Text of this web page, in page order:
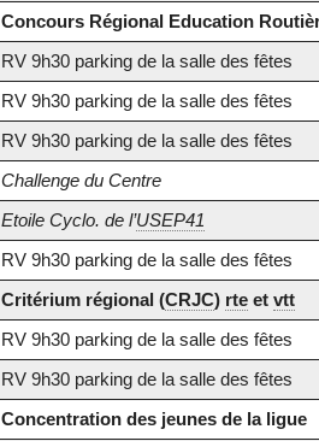
Concours Régional Education
RV 9h30 parking de la salle des fêtes
RV 9h30 parking de la salle des fêtes
RV 9h30 parking de la salle des fêtes
Challenge du Centre
Etoile Cyclo. de l’USEP41
RV 9h30 parking de la salle des fêtes
Critérium régional (CRJC) rteet vtt
RV 9h30 parking de la salle des fêtes
RV 9h30 parking de la salle des fêtes
Concentration des jeunes de la ligue